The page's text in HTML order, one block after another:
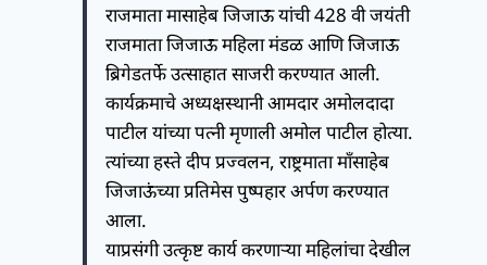
राजमाता मासाहेब जिजाऊ यांची 428 वी जयंती
राजमाता जिजाऊ महिला मंडळ आणि जिजाऊ
ब्रिगेडतर्फे उत्साहात साजरी करण्यात आली.
कार्यक्रमाचे अध्यक्षस्थानी आमदार अमोलदादा
पाटील यांच्या पत्नी मृणाली अमोल पाटील होत्या.
त्यांच्या हस्ते दीप प्रज्वलन, राष्ट्रमाता माँसाहेब
जिजाऊंच्या प्रतिमेस पुष्पहार अर्पण करण्यात
आला.
याप्रसंगी उत्कृष्ट कार्य करणार्‍या महिलांचा देखील